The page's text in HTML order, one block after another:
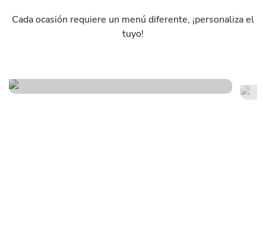
Cada ocasión requiere un menú diferente, ¡personaliza el
tuyo!